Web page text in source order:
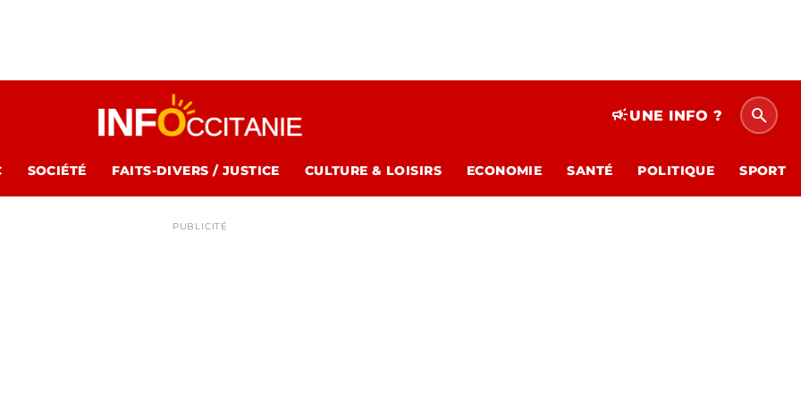
campaignUNE INFO ? search
SOCIÉTÉ FAITS-DIVERS / JUSTICE CULTURE & LOISIRS ECONOMIE SANTÉ POLITIQUE SPORT
PUBLICITÉ